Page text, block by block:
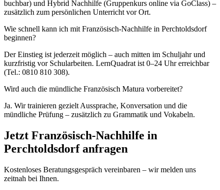
buchbar) und Hybrid Nachhilfe (Gruppenkurs online via GoClass) –
zusätzlich zum persönlichen Unterricht vor Ort.
Wie schnell kann ich mit Französisch-Nachhilfe in Perchtoldsdorf
beginnen?
Der Einstieg ist jederzeit möglich – auch mitten im Schuljahr und
kurzfristig vor Schularbeiten. LernQuadrat ist 0–24 Uhr erreichbar
(Tel.: 0810 810 308).
Wird auch die mündliche Französisch Matura vorbereitet?
Ja. Wir trainieren gezielt Aussprache, Konversation und die
mündliche Prüfung – zusätzlich zu Grammatik und Vokabeln.
Jetzt Französisch-Nachhilfe in
Perchtoldsdorfanfragen
Kostenloses Beratungsgespräch vereinbaren – wir melden uns
zeitnah bei Ihnen.